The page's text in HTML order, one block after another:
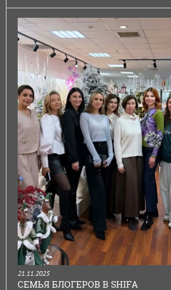
21.11.2025
СЕМЬЯ БЛОГЕРОВ В SHIFA